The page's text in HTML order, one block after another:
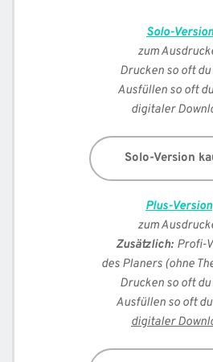
Solo-Version
zum
Drucken so oft
Ausfüllen so oft
digitaler
Solo-Version
Plus-Version
zum
Zusätzlich: Profi-
des Planers (ohne
Drucken so oft
Ausfüllen so oft
digitaler